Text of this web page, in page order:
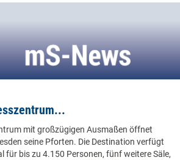
mit großzügigen Ausmaßen öffnet
seine Pforten. Die Destination verfügt
für bis zu 4.150 Personen, fünf weitere Säle,